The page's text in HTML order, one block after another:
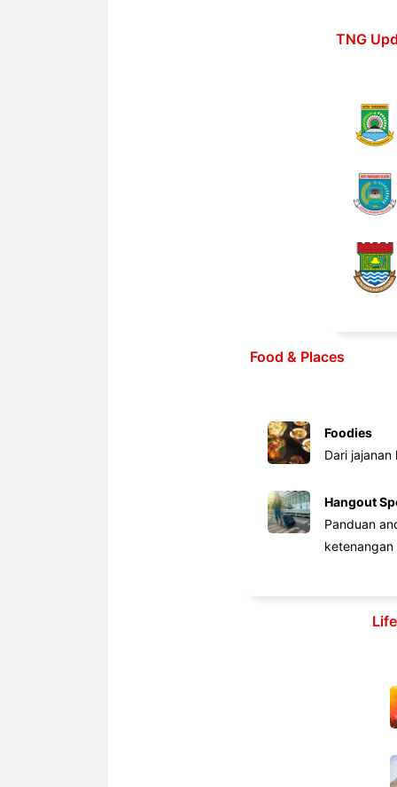
TNG
Food & Places
Foodies
Dari
Hangout
Panduan
ketenangan